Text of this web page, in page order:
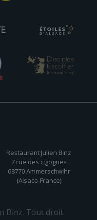
Restaurant Julien Binz
7 rue des cigognes
68770 Ammerschwihr
(Alsace-France)
Binz. Tout droit